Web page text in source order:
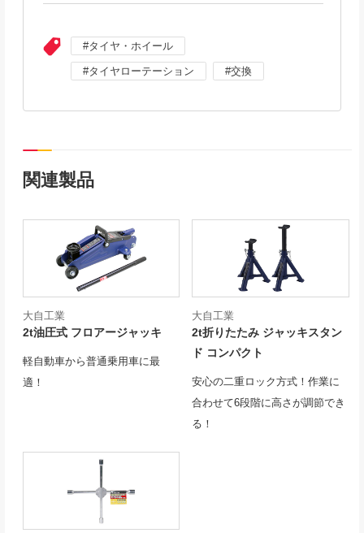
タイヤ・ホイール
タイヤローテーション 交換
関連製品
大自工業
2t油圧式 フロアージャッキ
軽自動車から普通乗用車に最
適！
大自工業
2t折りたたみ ジャッキスタン
ド コンパクト
安心の二重ロック方式！作業に
合わせて6段階に高さが調節でき
る！